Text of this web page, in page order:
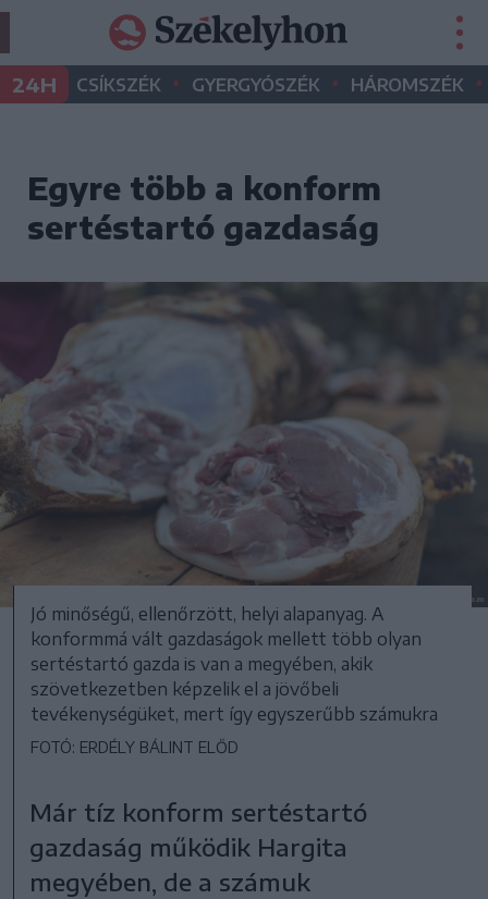
24H CSÍKSZÉK • GYERGYÓSZÉK • HÁROMSZÉK •
Egyre több a konform
sertéstartó gazdaság
Jó minőségű, ellenőrzött, helyi alapanyag. A
konformmá vált gazdaságok mellett több olyan
sertéstartó gazda is van a megyében, akik
szövetkezetben képzelik el a jövőbeli
tevékenységüket, mert így egyszerűbb számukra
FOTÓ: ERDÉLY BÁLINT ELŐD
Már tíz konform sertéstartó
gazdaság működik Hargita
megyében, de a számuk